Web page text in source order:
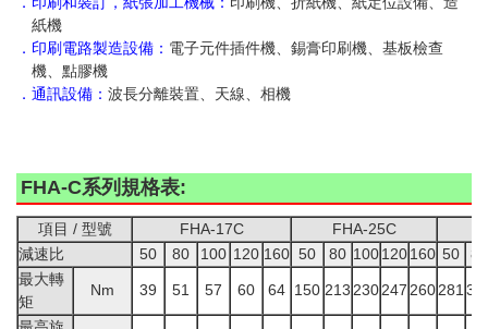
紙機
．印刷電路製造設備： 電子元件插件機、錫膏印刷機、基板檢查
機、點膠機
．通訊設備： 波長分離裝置、天線、相機
FHA-C系列規格表:
項目 / 型號 FHA-17C FHA-25C
減速比
50 80 100 120 160 50 80 100120160 50
80
最大轉
矩
Nm 39 51 57 60 64 150 213230247260281